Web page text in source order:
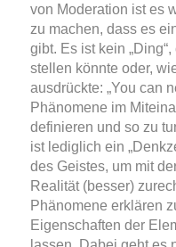
von Moderation ist es
zu machen, dass es
gibt. Es ist kein
stellen könnte oder,
ausdrückte: „You can
Phänomene im
definieren und so zu
ist lediglich ein
des Geistes, um mit
Realität (besser)
Phänomene erklären
Eigenschaften der